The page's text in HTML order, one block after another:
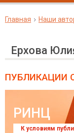
Главная Наши
Ерхова
ПУБЛИКАЦИИ
РИНЦ
К условиям